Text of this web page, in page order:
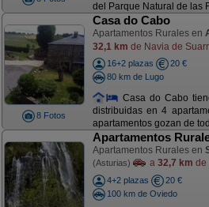
del Parque Natural de las
8 Fotos
Casa do Cabo
Apartamentos Rurales en
32,1 km de Navia de
16+2 plazas
20 €
80 km de Lugo
Casa do Cabo
distribuidas en 4
apartamentos gozan de
Apartamentos
Apartamentos Rurales en
(Asturias) a 32,7 km de
4+2 plazas
20 €
100 km de Oviedo